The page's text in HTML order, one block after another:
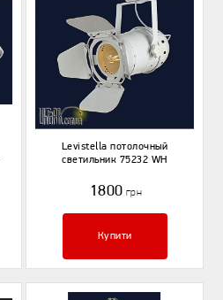
Levistella потолочный
светильник 75232 WH
1800 грн
Купити